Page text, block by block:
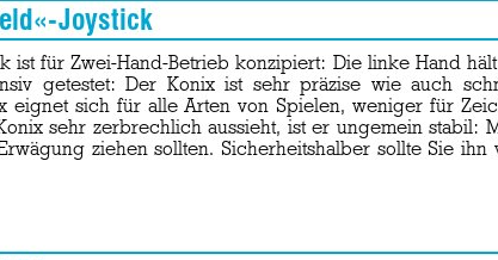
Joystick
für Zwei-Hand-Betrieb konzipiert: Die linke Hand
getestet: Der Konix ist sehr präzise wie auch
sich für alle Arten von Spielen, weniger für
sehr zerbrechlich aussieht, ist er ungemein stabil:
ziehen sollten. Sicherheitshalber sollte Sie